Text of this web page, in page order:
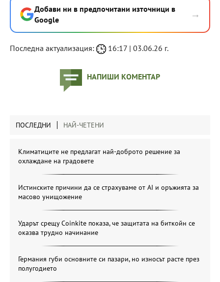
Добави ни в предпочитани източници в
Google
→
Последна актуализация: 16:17 | 03.06.26 г.
НАПИШИ КОМЕНТАР
ПОСЛЕДНИ НАЙ-ЧЕТЕНИ
Климатиците не предлагат най-доброто решение за
охлаждане на градовете
Истинските причини да се страхуваме от AI и оръжията за
масово унищожение
Ударът срещу Coinkite показа, че защитата на биткойн се
оказва трудно начинание
Германия губи основните си пазари, но износът расте през
полугодието